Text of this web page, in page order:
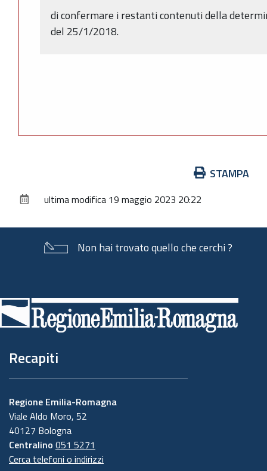
di confermare i restanti contenuti della
del 25/1/2018.
documento
STAMPA
ultima modifica 19 maggio 2023 20:22
Non hai trovato quello che cerchi ?
di
pagina
Recapiti
Regione Emilia-Romagna
Viale Aldo Moro, 52
40127 Bologna
Centralino 051 5271
Cerca telefoni o indirizzi